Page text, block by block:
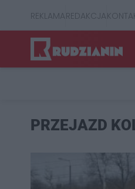
REKLAMAREDAKCJA
PRZEJAZD